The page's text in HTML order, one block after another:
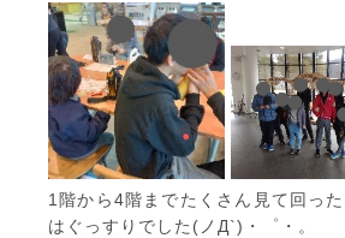
1階から4階までたくさん見て回っ
はぐっすりでした(ノД`)・゜・。